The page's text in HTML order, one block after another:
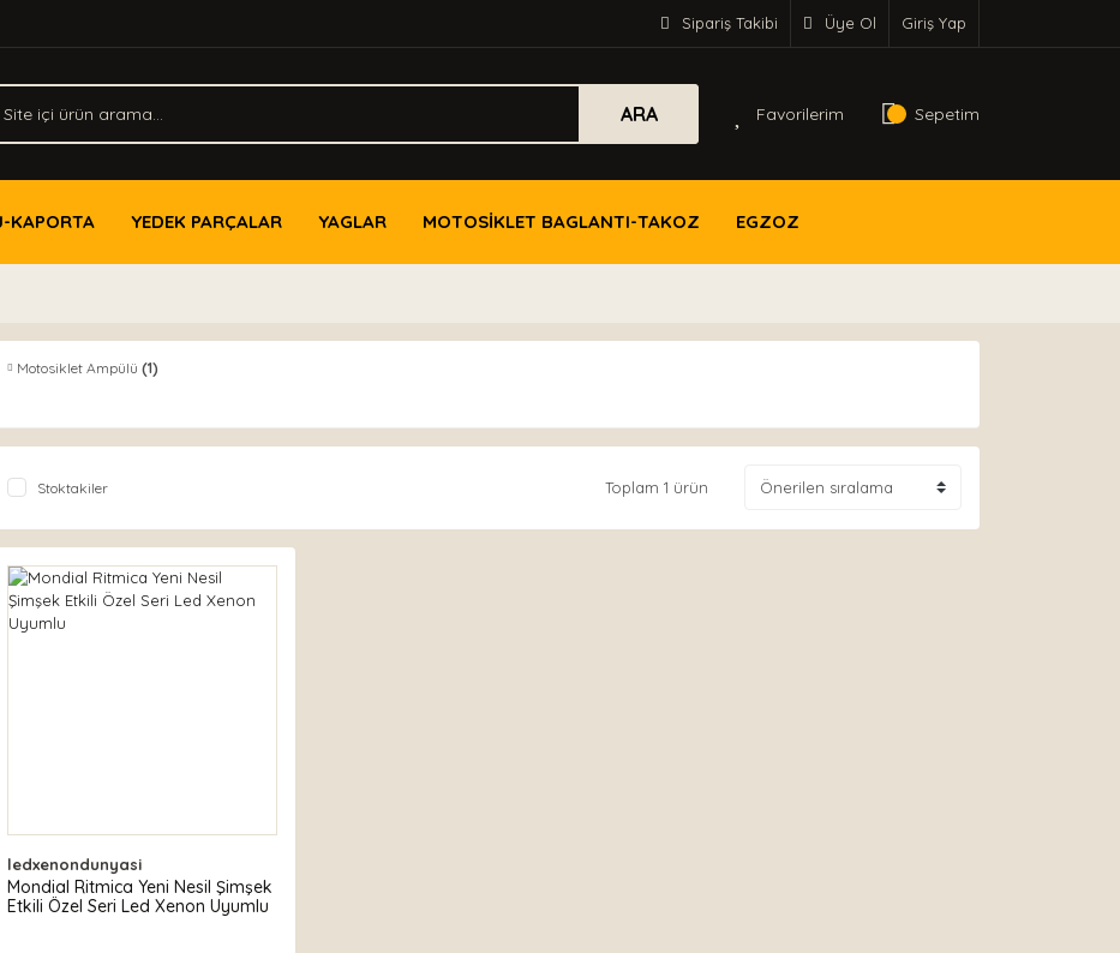
Sipariş Takibi Üye Ol Giriş Yap
ARA Favorilerim Sepetim
KAPORTA YEDEK PARÇALAR YAGLAR MOTOSİKLET BAGLANTI-TAKOZ EGZOZ
Motosiklet Ampülü (1)
Stoktakiler Toplam 1 ürün
ledxenondunyasi
Mondial Ritmica Yeni Nesil Şimşek
Etkili Özel Seri Led Xenon Uyumlu